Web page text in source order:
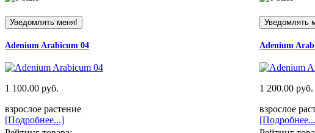
Adenium Arabicum 04
1 100.00 руб.
взрослое растение
[Подробнее...]
Adenium
1 200.00 руб.
взрослое